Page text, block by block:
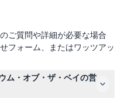
ご質問や詳細が必要な場合
フォーム、またはワッツアッ
ム・オブ・ザ・ベイの営